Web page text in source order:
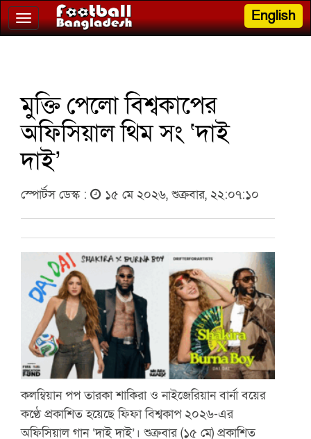
Toggle
navigation
English
মুক্তি পেলো বিশ্বকাপের
অফিসিয়াল থিম সং ‘দাই
দাই’
স্পোর্টস ডেস্ক : ১৫ মে ২০২৬, শুক্রবার, ২২:০৭:১০
কলম্বিয়ান পপ তারকা শাকিরা ও নাইজেরিয়ান বার্না বয়ের
কণ্ঠে প্রকাশিত হয়েছে ফিফা বিশ্বকাপ ২০২৬-এর
অফিসিয়াল গান ‘দাই দাই’। শুক্রবার (১৫ মে) প্রকাশিত